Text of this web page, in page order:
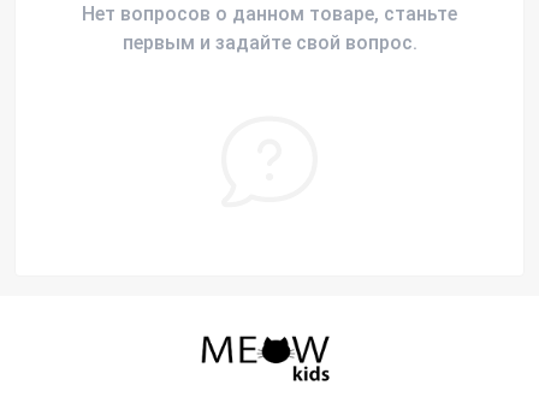
Нет вопросов о данном товаре, станьте
первым и задайте свой вопрос.